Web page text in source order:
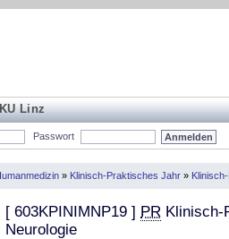
Linz
Passwort
» Klinisch-Praktisches Jahr »
[ 603KPINIMNP19 ] PR Klinisch-
Neurologie